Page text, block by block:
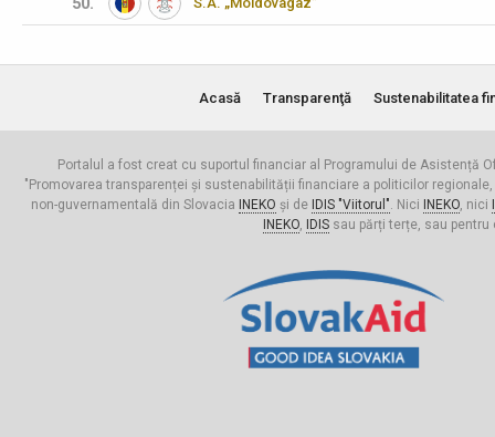
Acasă Transparenţă Sustenabilitatea
Portalul a fost creat cu suportul financiar al Programului de Asistență
"Promovarea transparenței și sustenabilității financiare a politicilor
non-guvernamentală din Slovacia
INEKO și de IDIS "Viitorul". Nici INEKO, nici
INEKO, IDISsau părți terțe, sau pentru